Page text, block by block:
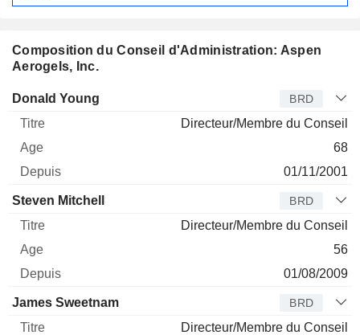
Composition du Conseil d'Administration: Aspen
Aerogels, Inc.
Administrateur
Donald Young BRD
Directeur/Membre du Conseil
68
01/11/2001
Steven Mitchell BRD
Directeur/Membre du Conseil
56
01/08/2009
James Sweetnam BRD
Directeur/Membre du Conseil